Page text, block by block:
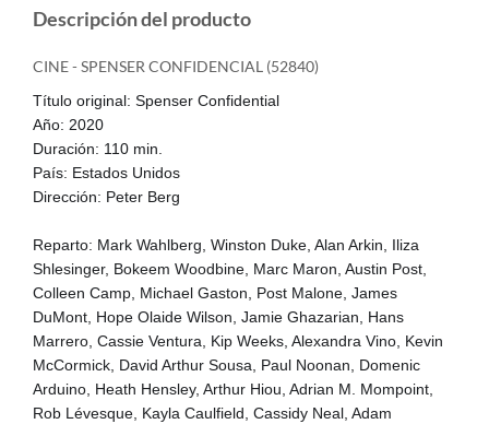
Descripción del producto
CINE - SPENSER CONFIDENCIAL (52840)
Título original: Spenser Confidential
Año: 2020
Duración: 110 min.
País: Estados Unidos
Dirección: Peter Berg
Reparto: Mark Wahlberg, Winston Duke, Alan Arkin, Iliza
Shlesinger, Bokeem Woodbine, Marc Maron, Austin Post,
Colleen Camp, Michael Gaston, Post Malone, James
DuMont, Hope Olaide Wilson, Jamie Ghazarian, Hans
Marrero, Cassie Ventura, Kip Weeks, Alexandra Vino, Kevin
McCormick, David Arthur Sousa, Paul Noonan, Domenic
Arduino, Heath Hensley, Arthur Hiou, Adrian M. Mompoint,
Rob Lévesque, Kayla Caulfield, Cassidy Neal, Adam